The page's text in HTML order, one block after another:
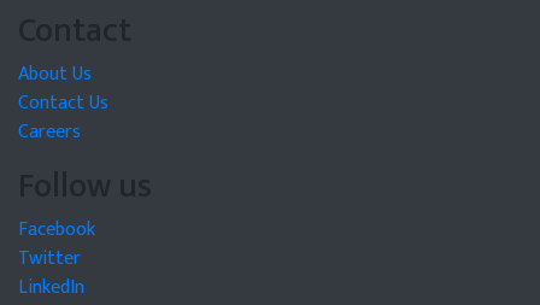
Contact
About Us
Contact Us
Careers
Follow us
Facebook
Twitter
LinkedIn